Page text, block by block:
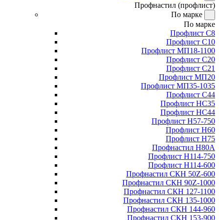
Профнастил (профлист)
По марке
По марке
Профлист С8
Профлист С10
Профлист МП18-1100
Профлист С20
Профлист С21
Профлист МП20
Профлист МП35-1035
Профлист С44
Профлист НС35
Профлист НС44
Профлист Н57-750
Профлист Н60
Профлист Н75
Профнастил Н80А
Профлист Н114-750
Профлист Н114-600
Профнастил СКН 50Z-600
Профнастил СКН 90Z-1000
Профнастил СКН 127-1100
Профнастил СКН 135-1000
Профнастил СКН 144-960
Профнастил СКН 153-900